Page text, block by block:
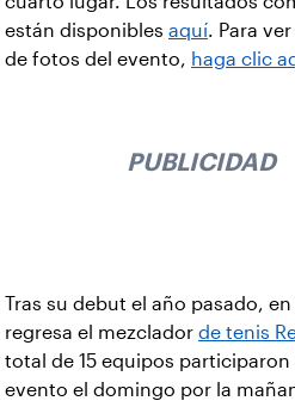
están disponibles aquí. Para
de fotos del evento, haga clic
PUBLICIDAD
Tras su debut el año pasado,
regresa el mezclador de tenis
total de 15 equipos participaron
evento el domingo por la